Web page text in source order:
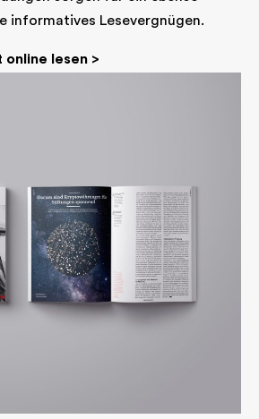
informatives Lesevergnügen.
lesen >